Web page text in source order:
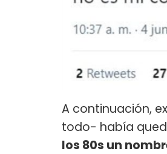
A continuación,
todo- había
los 80s un